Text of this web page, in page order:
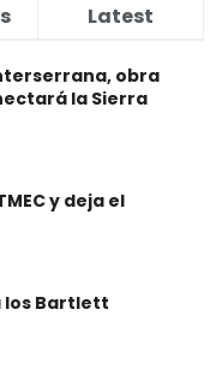
Latest
obra
la Sierra
y deja el
los Bartlett